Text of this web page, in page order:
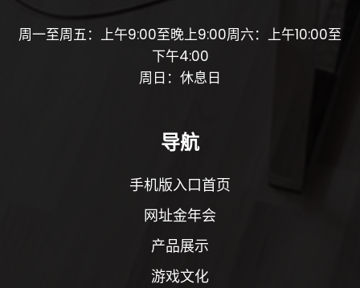
周一至周五：上午9:00至晚上9:00周六：上午10:00至
下午4:00
周日：休息日
导航
手机版入口首页
网址金年会
产品展示
游戏文化